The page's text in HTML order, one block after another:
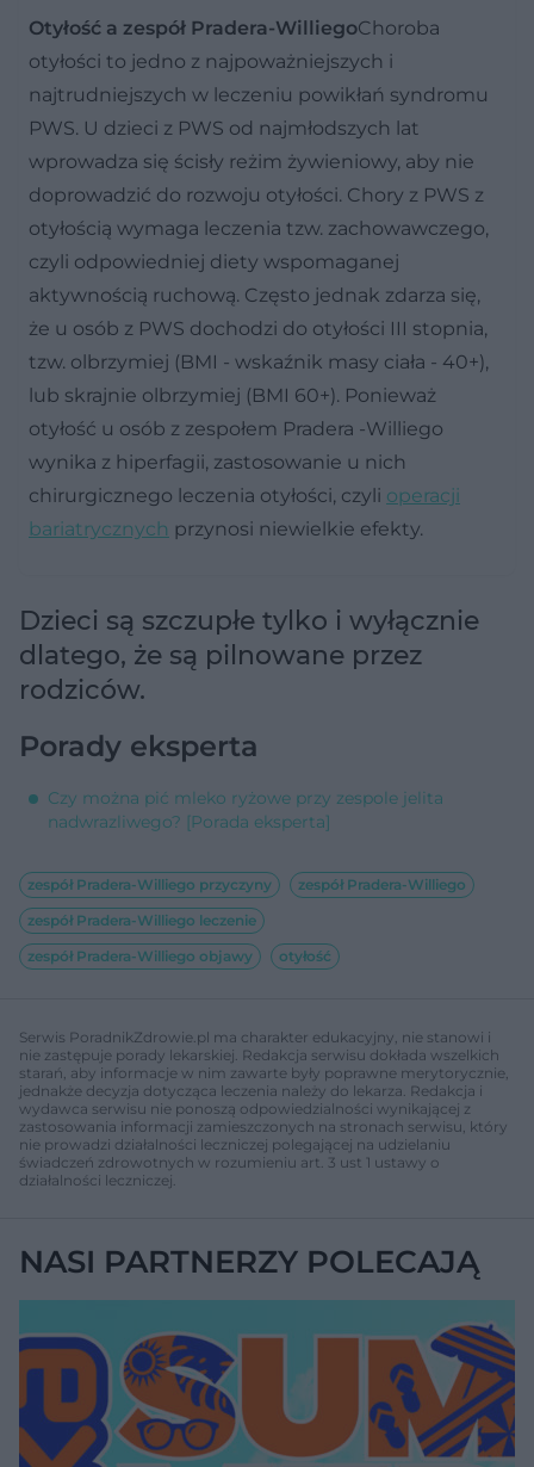
Otyłość a zespół Pradera-WilliegoChoroba
otyłości to jedno z najpoważniejszych i
najtrudniejszych w leczeniu powikłań syndromu
PWS. U dzieci z PWS od najmłodszych lat
wprowadza się ścisły reżim żywieniowy, aby nie
doprowadzić do rozwoju otyłości. Chory z PWS z
otyłością wymaga leczenia tzw. zachowawczego,
czyli odpowiedniej diety wspomaganej
aktywnością ruchową. Często jednak zdarza się,
że u osób z PWS dochodzi do otyłości III stopnia,
tzw. olbrzymiej (BMI - wskaźnik masy ciała - 40+),
lub skrajnie olbrzymiej (BMI 60+). Ponieważ
otyłość u osób z zespołem Pradera -Williego
wynika z hiperfagii, zastosowanie u nich
chirurgicznego leczenia otyłości, czyli operacji
bariatrycznych przynosi niewielkie efekty.
Dzieci są szczupłe tylko i wyłącznie
dlatego, że są pilnowane przez
rodziców.
Porady eksperta
Czy można pić mleko ryżowe przy zespole jelita
nadwrazliwego? [Porada eksperta]
zespół Pradera-Williego przyczyny
zespół Pradera-Williego
zespół Pradera-Williego leczenie
zespół Pradera-Williego objawy
otyłość
Serwis PoradnikZdrowie.pl ma charakter edukacyjny, nie stanowi i
nie zastępuje porady lekarskiej. Redakcja serwisu dokłada wszelkich
starań, aby informacje w nim zawarte były poprawne merytorycznie,
jednakże decyzja dotycząca leczenia należy do lekarza. Redakcja i
wydawca serwisu nie ponoszą odpowiedzialności wynikającej z
zastosowania informacji zamieszczonych na stronach serwisu, który
nie prowadzi działalności leczniczej polegającej na udzielaniu
świadczeń zdrowotnych w rozumieniu art. 3 ust 1 ustawy o
działalności leczniczej.
NASI PARTNERZY POLECAJĄ